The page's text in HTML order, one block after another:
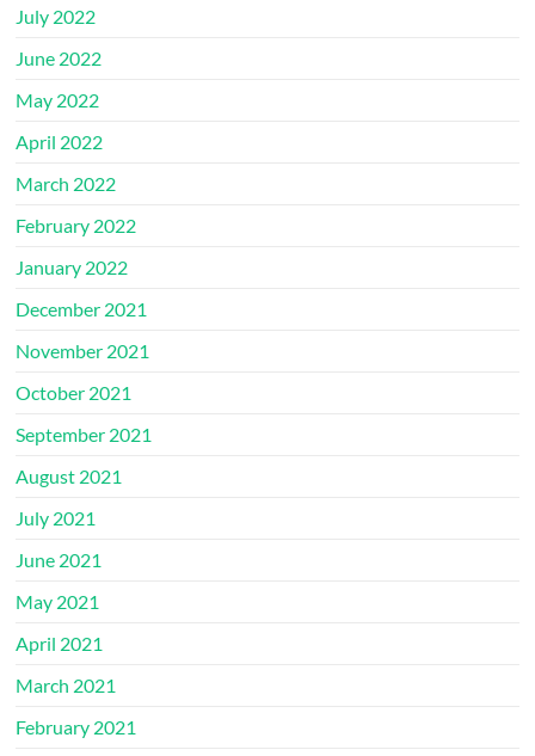
July 2022
June 2022
May 2022
April 2022
March 2022
February 2022
January 2022
December 2021
November 2021
October 2021
September 2021
August 2021
July 2021
June 2021
May 2021
April 2021
March 2021
February 2021